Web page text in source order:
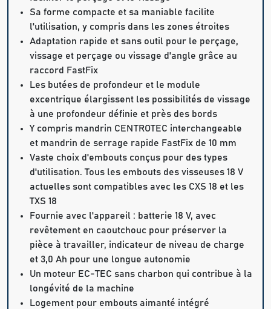
Sa forme compacte et sa maniable facilite
l'utilisation, y compris dans les zones étroites
Adaptation rapide et sans outil pour le perçage,
vissage et perçage ou vissage d'angle grâce au
raccord FastFix
Les butées de profondeur et le module
excentrique élargissent les possibilités de vissage
à une profondeur définie et près des bords
Y compris mandrin CENTROTEC interchangeable
et mandrin de serrage rapide FastFix de 10 mm
Vaste choix d'embouts conçus pour des types
d'utilisation. Tous les embouts des visseuses 18 V
actuelles sont compatibles avec les CXS 18 et les
TXS 18
Fournie avec l'appareil : batterie 18 V, avec
revêtement en caoutchouc pour préserver la
pièce à travailler, indicateur de niveau de charge
et 3,0 Ah pour une longue autonomie
Un moteur EC-TEC sans charbon qui contribue à la
longévité de la machine
Logement pour embouts aimanté intégré